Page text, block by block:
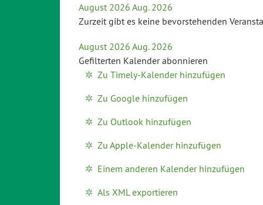
August 2026 Aug. 2026
Zurzeit gibt es keine bevorstehenden
August 2026 Aug. 2026
Gefilterten Kalender abonnieren
Zu Timely-Kalender hinzufügen
Zu Google hinzufügen
Zu Outlook hinzufügen
Zu Apple-Kalender hinzufügen
Einem anderen Kalender hinzufügen
Als XML exportieren